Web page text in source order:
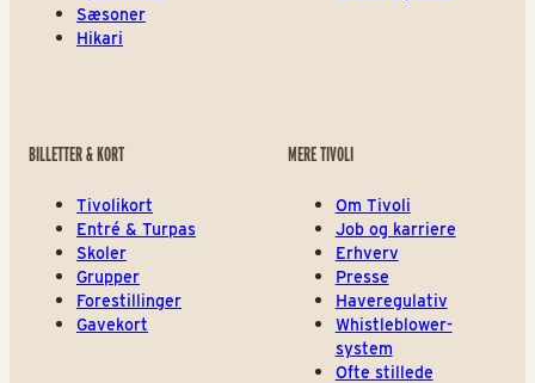
Sæsoner
Hikari
BILLETTER & KORT
Tivolikort
Entré & Turpas
Skoler
Grupper
Forestillinger
Gavekort
MERE TIVOLI
Om Tivoli
Job og karriere
Erhverv
Presse
Haveregulativ
Whistleblower-
system
Ofte stillede